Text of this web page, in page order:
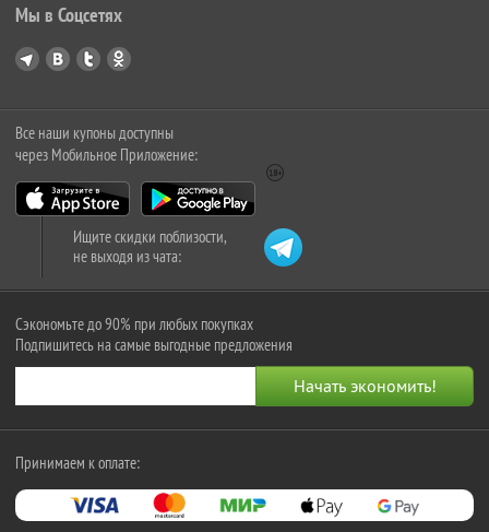
Мы в Соцсетях
Все наши купоны доступны
через Мобильное Приложение:
Ищите скидки поблизости,
не выходя из чата:
Сэкономьте до 90% при любых покупках
Подпишитесь на самые выгодные предложения
Принимаем к оплате: